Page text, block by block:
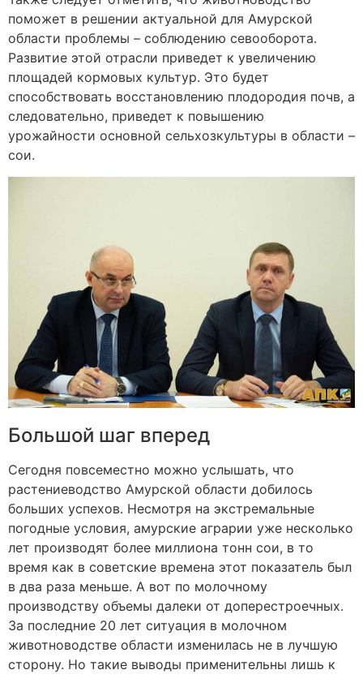
поможет в решении актуальной для Амурской
области проблемы – соблюдению севооборота.
Развитие этой отрасли приведет к увеличению
площадей кормовых культур. Это будет
способствовать восстановлению плодородия почв, а
следовательно, приведет к повышению
урожайности основной сельхозкультуры в области –
сои.
Большой шаг вперед
Сегодня повсеместно можно услышать, что
растениеводство Амурской области добилось
больших успехов. Несмотря на экстремальные
погодные условия, амурские аграрии уже несколько
лет производят более миллиона тонн сои, в то
время как в советские времена этот показатель был
в два раза меньше. А вот по молочному
производству объемы далеки от доперестроечных.
За последние 20 лет ситуация в молочном
животноводстве области изменилась не в лучшую
сторону. Но такие выводы применительны лишь к